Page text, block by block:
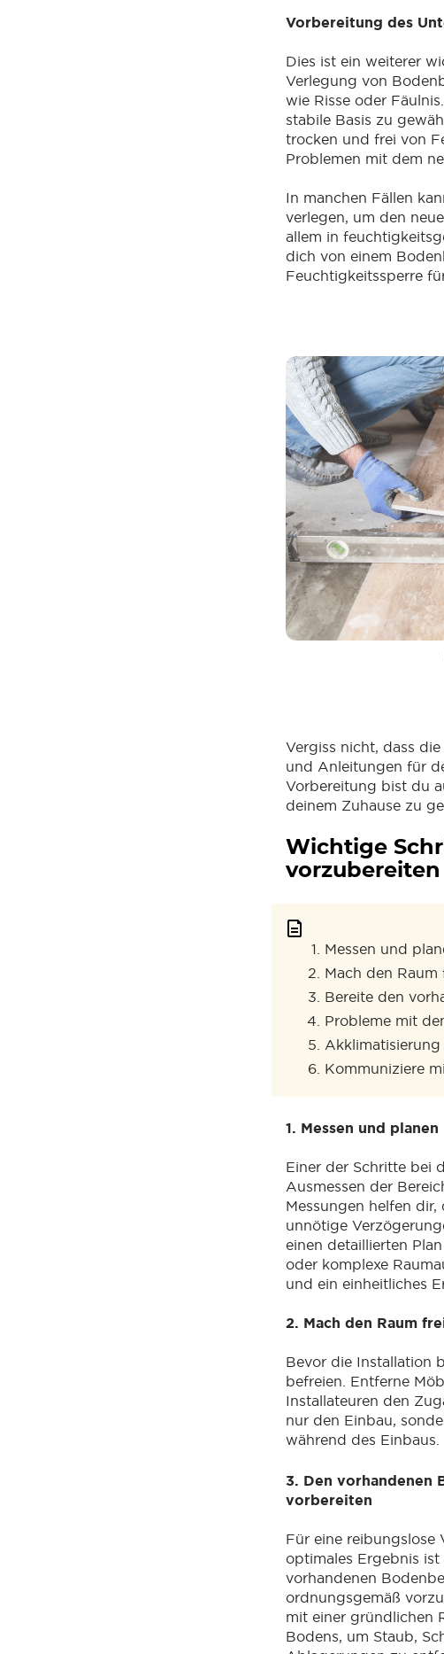
Vorbereitung des
Dies ist ein weiterer
Verlegung von
wie Risse oder
stabile Basis zu
trocken und frei von
Problemen mit dem
In manchen Fällen
verlegen, um den
allem in
dich von einem
Feuchtigkeitssperre
Vergiss nicht, dass
und Anleitungen für
Vorbereitung bist du
deinem Zuhause zu
Wichtige
vorzubereiten
Messen und
Mach den Raum
Bereite den
Probleme mit
Akklimatisierung
Kommuniziere
1. Messen und planen
Einer der Schritte bei
Ausmessen der
Messungen helfen
unnötige
einen detaillierten
oder komplexe
und ein einheitliches
2. Mach den Raum
Bevor die Installation
befreien. Entferne
Installateuren den
nur den Einbau,
während des Einbaus.
3. Den vorhandenen
vorbereiten
Für eine reibungslose
optimales Ergebnis
vorhandenen
ordnungsgemäß
mit einer gründlichen
Bodens, um Staub,